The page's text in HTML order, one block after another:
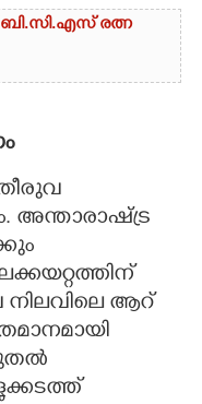
രത്ന
അന്താരാഷ്ട്ര
നിലവിലെ ആറ്